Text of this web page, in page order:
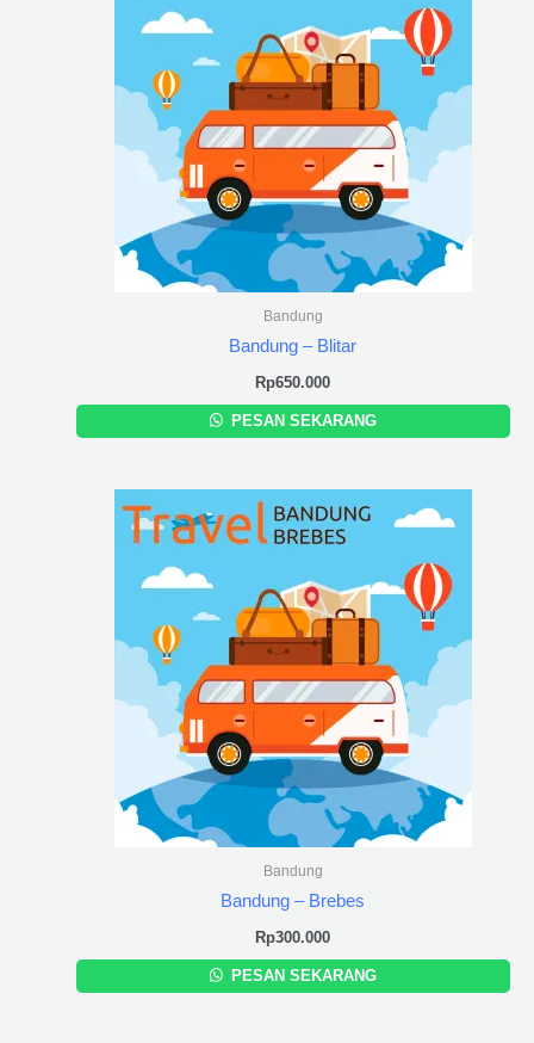
Bandung
Bandung – Blitar
Rp650.000
PESAN SEKARANG
Bandung
Bandung – Brebes
Rp300.000
PESAN SEKARANG